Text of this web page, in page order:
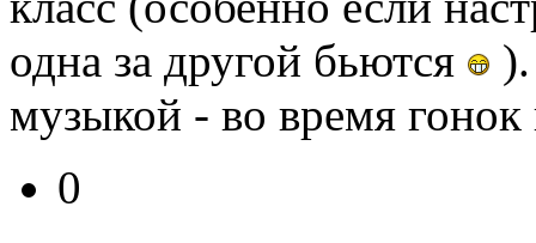
одна за другой бьются
музыкой - во время гонок
0